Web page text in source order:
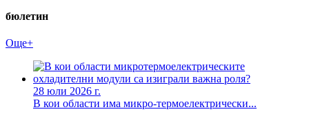
бюлетин
Още+
28 юли 2026 г.
В кои области има микро-термоелектрически...